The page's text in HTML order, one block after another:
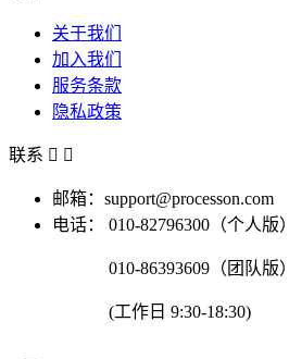
关于我们
加入我们
服务条款
隐私政策
联系  
邮箱：support@processon.com
电话：
010-82796300（个人版）
010-86393609（团队版）
(工作日 9:30-18:30)